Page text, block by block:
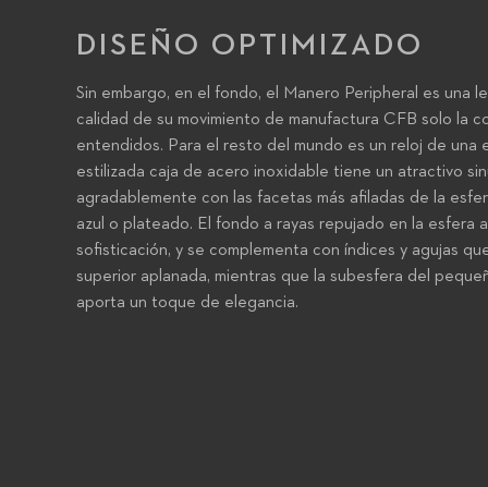
DISEÑO OPTIMIZADO
Sin embargo, en el fondo, el Manero Peripheral es una
calidad de su movimiento de manufactura CFB solo la
entendidos. Para el resto del mundo es un reloj de una
estilizada caja de acero inoxidable tiene un atractivo
agradablemente con las facetas más afiladas de la
azul o plateado. El fondo a rayas repujado en la esfera
sofisticación, y se complementa con índices y agujas
superior aplanada, mientras que la subesfera del
aporta un toque de elegancia.